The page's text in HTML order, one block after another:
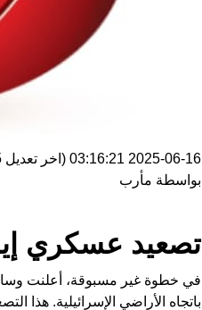
2025-06-16 03:16:21 (اخر تعديل
بواسطة مأرب
تصعيد عسكري
باتجاه الأراضي الإسرائيلية. هذا